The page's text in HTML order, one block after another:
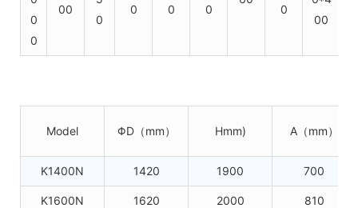
0
0
00
0
0
0
0
0
00
Model ΦD（mm） Hmm) A（mm）
K1400N 1420 1900 700
K1600N 1620 2000 810